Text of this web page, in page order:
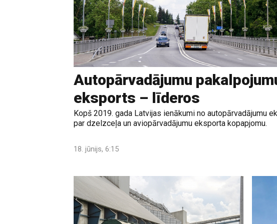
Autopārvadājumu
eksports – līderos
Kopš 2019. gada Latvijas ienākumi no autopārvadājumu
par dzelzceļa un aviopārvadājumu eksporta kopapjomu.
18. jūnijs, 6:15